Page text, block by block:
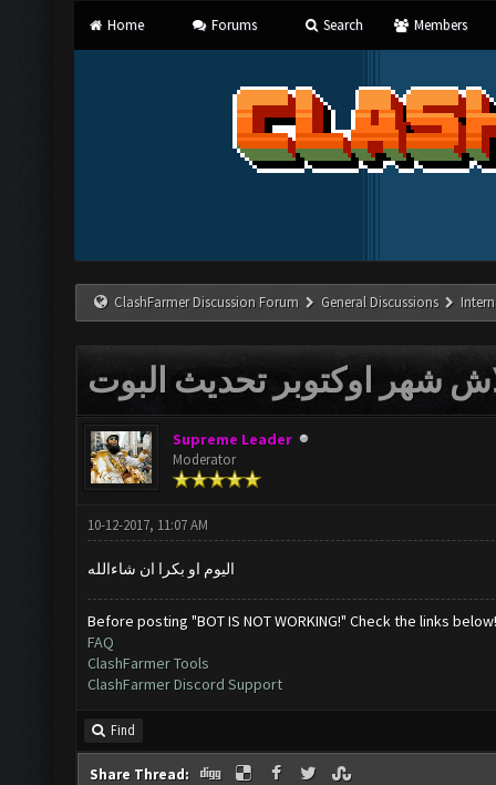
Home Forums Search Members
ClashFarmer Discussion Forum General Discussions
شهر اوكتوبر تحديث البوت
Supreme Leader
Moderator
10-12-2017, 11:07 AM
اليوم او بكرا ان شاءالله
Before posting "BOT IS NOT WORKING!" Check the links below!
FAQ
ClashFarmer Tools
ClashFarmer Discord Support
Find
Share Thread: